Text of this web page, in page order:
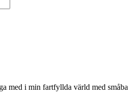
med i min fartfyllda värld med